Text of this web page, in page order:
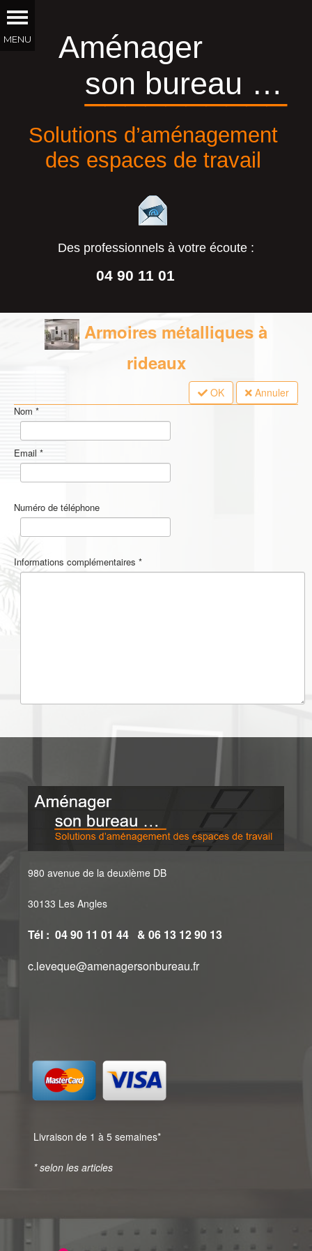
Aménager
son bureau …
Solutions d’aménagement
des espaces de travail
Des professionnels à votre écoute :
04 90 11 01
__________
Armoires métalliques à
rideaux
OK Annuler
Nom *
Email *
Numéro de téléphone
Informations complémentaires *
980 avenue de la deuxième DB
30133 Les Angles
Tél : 04 90 11 01 44 & 06 13 12 90 13
c.leveque@amenagersonbureau.fr
Livraison de 1 à 5 semaines*
* selon les articles